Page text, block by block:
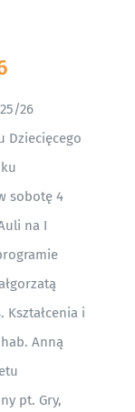
26
Dziecięcego
sobotę 4
na I
Kształcenia i
Anną
pt. Gry,